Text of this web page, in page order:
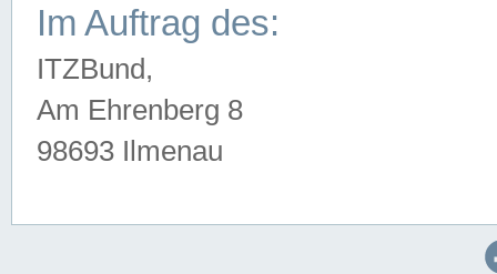
Im Auftrag des:
ITZBund,
Am Ehrenberg 8
98693 Ilmenau